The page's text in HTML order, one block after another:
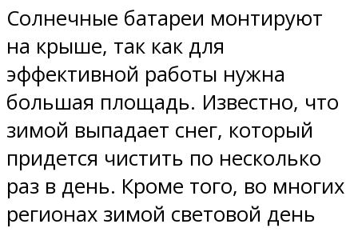
Солнечные батареи монтируют
на крыше, так как для
эффективной работы нужна
большая площадь. Известно, что
зимой выпадает снег, который
придется чистить по несколько
раз в день. Кроме того, во многих
регионах зимой световой день